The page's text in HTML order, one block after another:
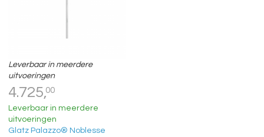
Leverbaar in meerdere
uitvoeringen
4.725,00
Leverbaar in meerdere
uitvoeringen
Glatz Palazzo® Noblesse